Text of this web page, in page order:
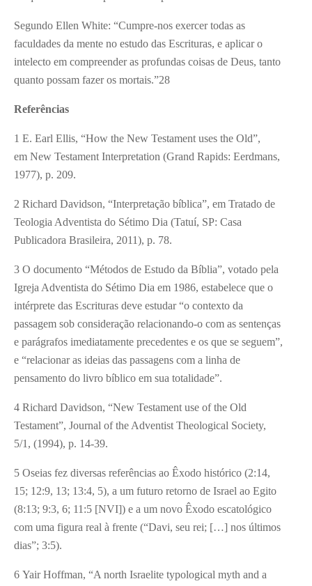
Segundo Ellen White: “Cumpre-nos exercer todas as
faculdades da mente no estudo das Escrituras, e aplicar o
intelecto em compreender as profundas coisas de Deus, tanto
quanto possam fazer os mortais.”28
Referências
1 E. Earl Ellis, “How the New Testament uses the Old”,
em New Testament Interpretation (Grand Rapids: Eerdmans,
1977), p. 209.
2 Richard Davidson, “Interpretação bíblica”, em Tratado de
Teologia Adventista do Sétimo Dia (Tatuí, SP: Casa
Publicadora Brasileira, 2011), p. 78.
3 O documento “Métodos de Estudo da Bíblia”, votado pela
Igreja Adventista do Sétimo Dia em 1986, estabelece que o
intérprete das Escrituras deve estudar “o contexto da
passagem sob consideração relacionando-o com as sentenças
e parágrafos imediatamente precedentes e os que se seguem”,
e “relacionar as ideias das passagens com a linha de
pensamento do livro bíblico em sua totalidade”.
4 Richard Davidson, “New Testament use of the Old
Testament”, Journal of the Adventist Theological Society,
5/1, (1994), p. 14-39.
5 Oseias fez diversas referências ao Êxodo histórico (2:14,
15; 12:9, 13; 13:4, 5), a um futuro retorno de Israel ao Egito
(8:13; 9:3, 6; 11:5 [NVI]) e a um novo Êxodo escatológico
com uma figura real à frente (“Davi, seu rei; […] nos últimos
dias”; 3:5).
6 Yair Hoffman, “A north Israelite typological myth and a